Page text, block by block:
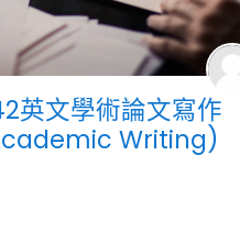
英文學術論文寫作
Writing)